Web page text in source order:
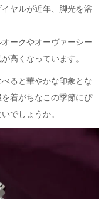
ヤルが近年、脚光を浴
ークやオーヴァーシー
高くなっています。
ると華やかな印象とな
着がちなこの季節にぴ
でしょうか。